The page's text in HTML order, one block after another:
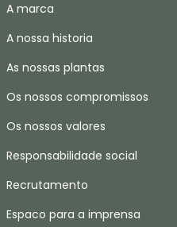
A marca
A nossa historia
As nossas plantas
Os nossos compromissos
Os nossos valores
Responsabilidade social
Recrutamento
Espaco para a imprensa